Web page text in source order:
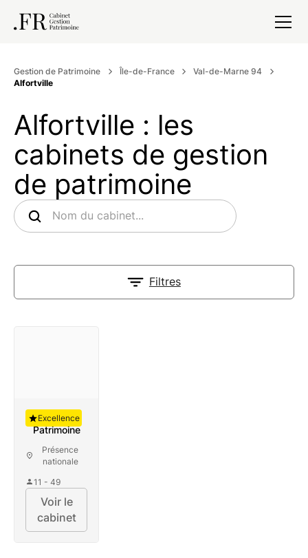
Gestion de Patrimoine Île-de-France
Val-de-Marne 94
Alfortville
Alfortville : les
cabinets de gestion
de patrimoine
Filtres
Auguste
Patrimoine
Présence
nationale
11 - 49
Excellence
Voir le
cabinet